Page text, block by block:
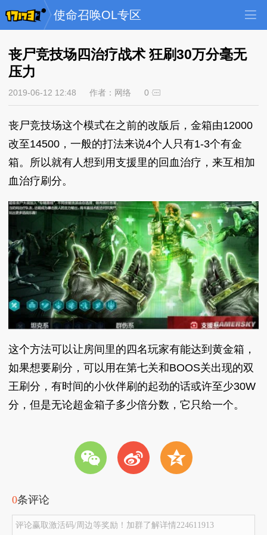
使命召唤OL专区
丧尸竞技场四治疗战术 狂刷30万分毫无
压力
2019-06-12 12:48 作者：网络 0
丧尸竞技场这个模式在之前的改版后，金箱由12000
改至14500，一般的打法来说4个人只有1-3个有金
箱。所以就有人想到用支援里的回血治疗，来互相加
血治疗刷分。
这个方法可以让房间里的四名玩家有能达到黄金箱，
如果想要刷分，可以用在第七关和BOOS关出现的双
王刷分，有时间的小伙伴刷的起劲的话或许至少30W
分，但是无论超金箱子多少倍分数，它只给一个。
w t z
0条评论
评论赢取激活码/周边等奖励！加群了解详情224611913